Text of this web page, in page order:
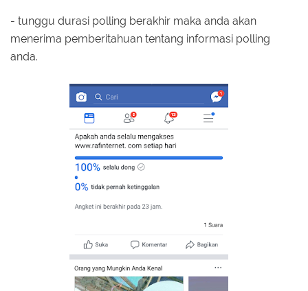
- tunggu durasi polling berakhir maka anda akan
menerima pemberitahuan tentang informasi polling
anda.